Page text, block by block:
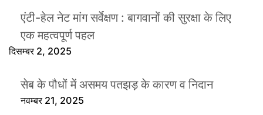
एंटी-हेल नेट मांग सर्वेक्षण : बागवानों की सुरक्षा के लिए
एक महत्वपूर्ण पहल
दिसम्बर 2, 2025
सेब के पौधों में असमय पतझड़ के कारण व निदान
नवम्बर 21, 2025